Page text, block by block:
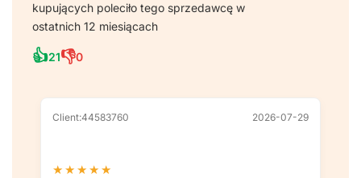
kupujących poleciło tego sprzedawcę w
ostatnich 12 miesiącach
👍21👎0
Client:44583760 2026-07-29
★ ★ ★ ★ ★